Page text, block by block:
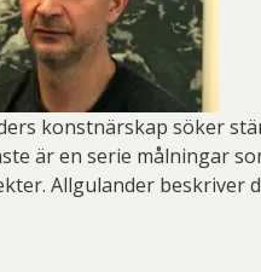
konstnärskap söker
är en serie målningar
Allgulander beskriver